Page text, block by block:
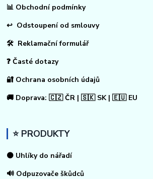
📊 Obchodní podmínky
↩ Odstoupení od smlouvy
🛠 Reklamační formulář
❓ Časté dotazy
🔐 Ochrana osobních údajů
🚚 Doprava: 🇨🇿 ČR | 🇸🇰 SK | 🇪🇺 EU
⭐ PRODUKTY
⚫ Uhlíky do nářadí
🔊 Odpuzovače škůdců